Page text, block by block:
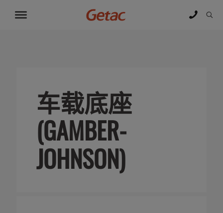
车载底座
(GAMBER-
JOHNSON)